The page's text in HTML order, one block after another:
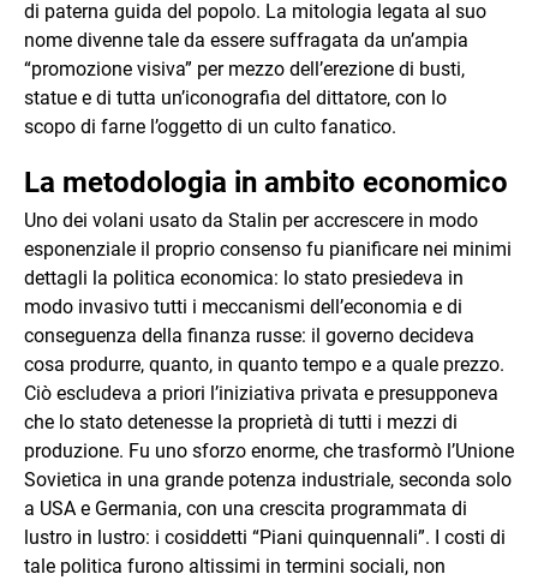
di paterna guida del popolo. La mitologia legata al suo
nome divenne tale da essere suffragata da un’ampia
“promozione visiva” per mezzo dell’erezione di busti,
statue e di tutta un’iconografia del dittatore, con lo
scopo di farne l’oggetto di un culto fanatico.
La metodologia in ambito economico
Uno dei volani usato da Stalin per accrescere in modo
esponenziale il proprio consenso fu pianificare nei minimi
dettagli la politica economica: lo stato presiedeva in
modo invasivo tutti i meccanismi dell’economia e di
conseguenza della finanza russe: il governo decideva
cosa produrre, quanto, in quanto tempo e a quale prezzo.
Ciò escludeva a priori l’iniziativa privata e presupponeva
che lo stato detenesse la proprietà di tutti i mezzi di
produzione. Fu uno sforzo enorme, che trasformò l’Unione
Sovietica in una grande potenza industriale, seconda solo
a USA e Germania, con una crescita programmata di
lustro in lustro: i cosiddetti “Piani quinquennali”. I costi di
tale politica furono altissimi in termini sociali, non